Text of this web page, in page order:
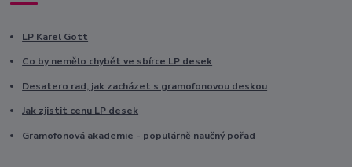
LP Karel Gott
Co by nemělo chybět ve sbírce LP desek
Desatero rad, jak zacházet s gramofonovou deskou
Jak zjistit cenu LP desek
Gramofonová akademie - populárně naučný pořad